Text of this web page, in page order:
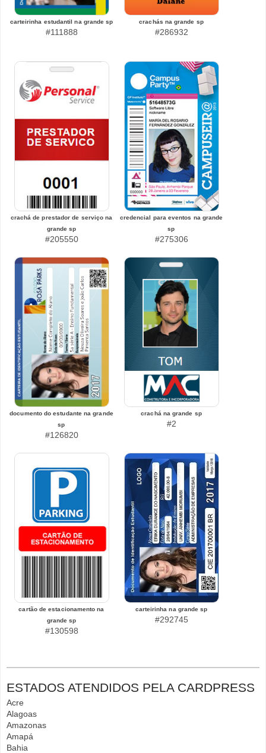
carteirinha estudantil na grande sp
#111888
crachás na grande sp
#286932
crachá de prestador de serviço na
grande sp
#205550
credencial para eventos na grande
sp
#275306
documento do estudante na grande
sp
#126820
crachá na grande sp
#2
cartão de estacionamento na
grande sp
#130598
carteirinha na grande sp
#292745
ESTADOS ATENDIDOS PELA CARDPRESS
Acre
Alagoas
Amazonas
Amapá
Bahia